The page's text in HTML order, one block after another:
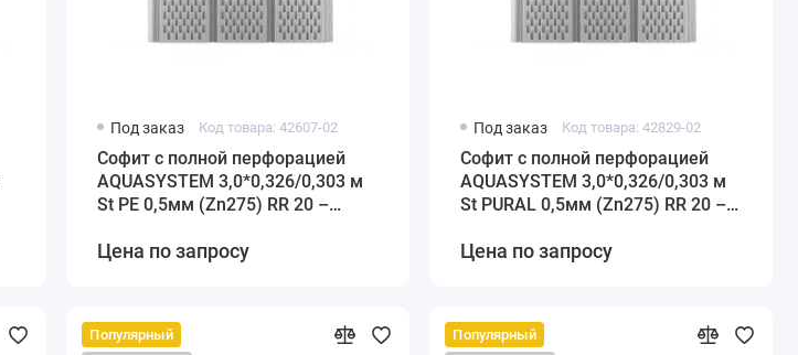
Под заказ Код товара: 42607-02
Софит с полной перфорацией
AQUASYSTEM 3,0*0,326/0,303 м
St PE 0,5мм (Zn275) RR 20 –
Цена по запросу
Под заказ Код товара: 42829-02
Софит с полной перфорацией
AQUASYSTEM 3,0*0,326/0,303 м
St PURAL 0,5мм (Zn275) RR 20 –
Цена по запросу
Популярный
Популярный